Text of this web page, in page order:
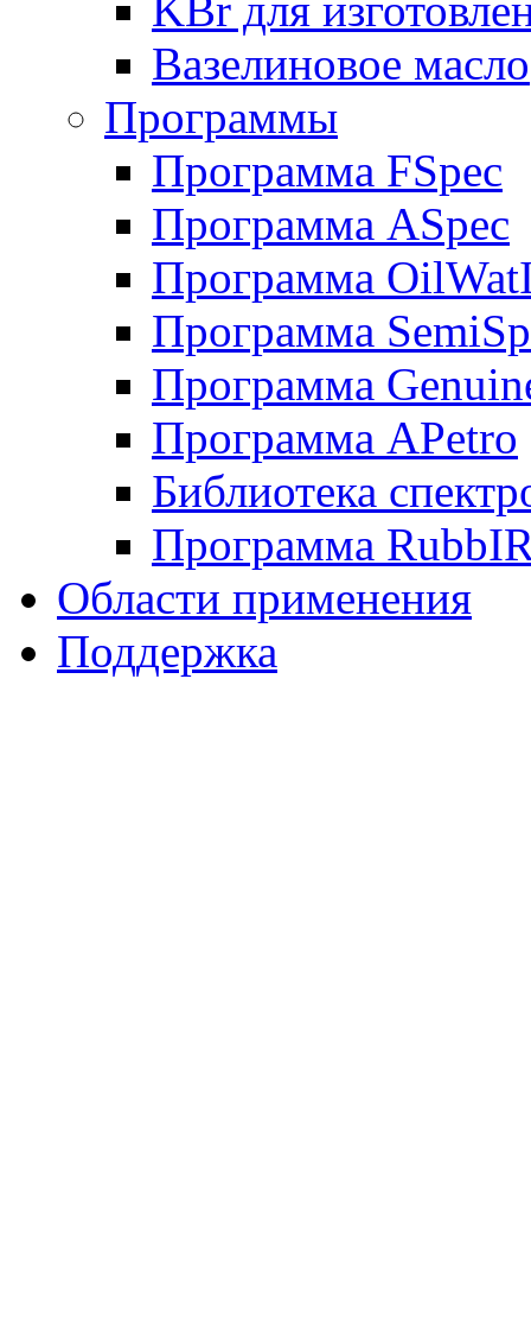
Вазелиновое масло
Программы
Программа FSpec
Программа ASpec
Программа
Программа
Программа
Программа APetro
Библиотека
Программа
Области применения
Поддержка